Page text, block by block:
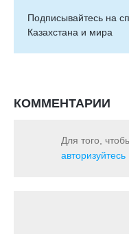
Подписывайтесь на
Казахстана и мира
КОММЕНТАРИИ
Для того,
авторизуйтесь